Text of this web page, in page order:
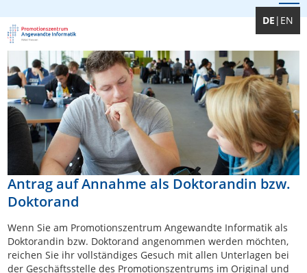
Antrag auf Annahme als Doktorandin bzw.
Doktorand
Wenn Sie am Promotionszentrum Angewandte Informatik als
Doktorandin bzw. Doktorand angenommen werden möchten,
reichen Sie ihr vollständiges Gesuch mit allen Unterlagen bei
der Geschäftsstelle des Promotionszentrums im Original und
DE | EN